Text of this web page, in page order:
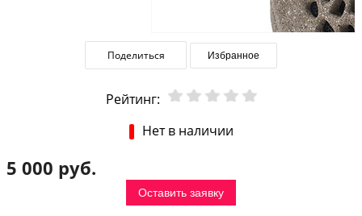
Поделиться Избранное
Рейтинг:
Нет в наличии
5 000 руб.
Оставить заявку